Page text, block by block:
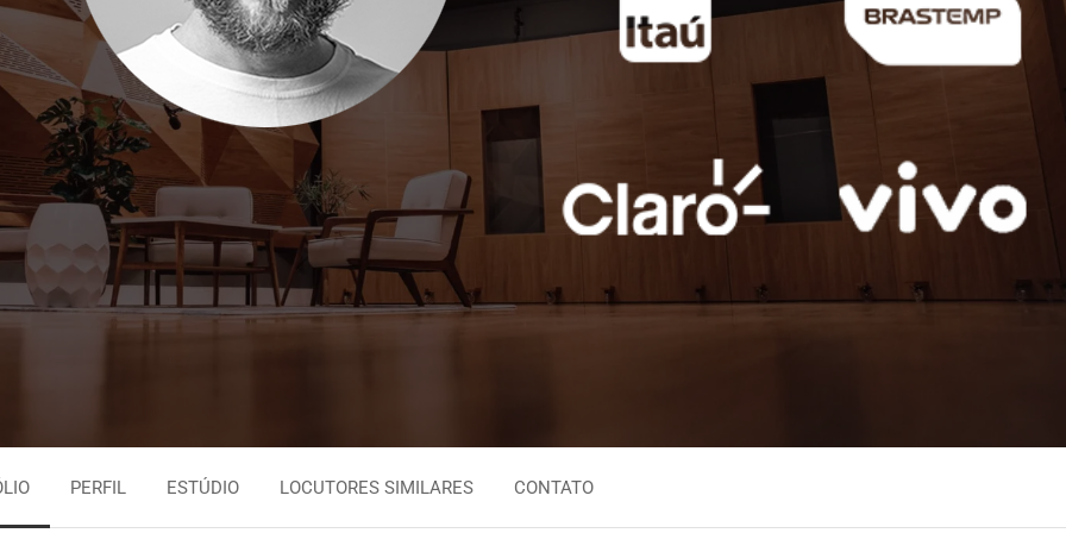
Tagalo
Tailandês
Urdu
Espanhol Uruguaio
Espanhol Venezuelano
Inglês Jamaicano
Inglês Sul-Africano
Iorubá
PERFIL ESTÚDIO LOCUTORES SIMILARES CONTATO